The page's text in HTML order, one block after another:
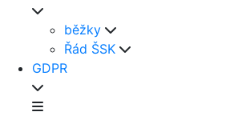
běžky
Řád ŠSK
GDPR